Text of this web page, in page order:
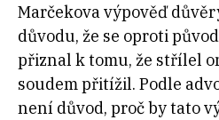
Marčekova výpověď
důvodu, že se oproti
přiznal k tomu, že střílel
soudem přitížil. Podle
není důvod, proč by tato